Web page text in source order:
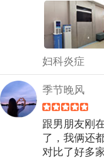
妇科炎症
季节晚风
跟男朋友刚
了，我俩还
对比了好多